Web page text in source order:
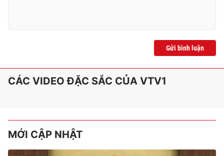
Gửi bình luận
CÁC VIDEO ĐẶC SẮC CỦA VTV1
MỚI CẬP NHẬT